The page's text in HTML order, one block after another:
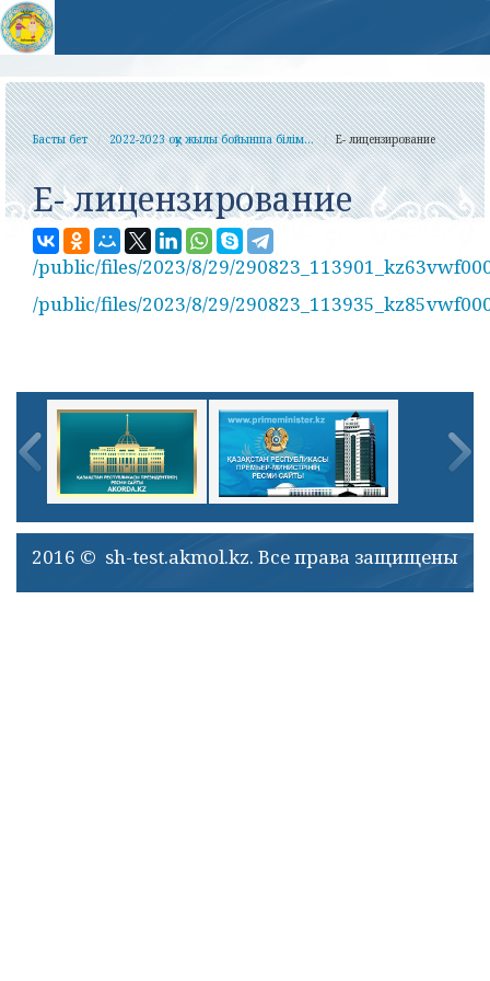
Басты бет 2022-2023 оқу жылы бойынша білім... Е- лицензирование
Е- лицензирование
/public/files/2023/8/29/
/public/files/2023/8/29/
2016 © sh-test.akmol.kz. Все права защищены